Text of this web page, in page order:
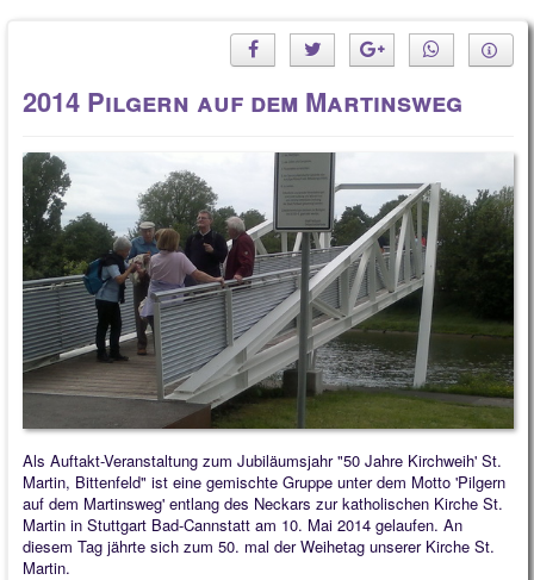
2014 Pilgern auf dem Martinsweg
Als Auftakt-Veranstaltung zum Jubiläumsjahr "50 Jahre Kirchweih' St.
Martin, Bittenfeld" ist eine gemischte Gruppe unter dem Motto 'Pilgern
auf dem Martinsweg' entlang des Neckars zur katholischen Kirche St.
Martin in Stuttgart Bad-Cannstatt am 10. Mai 2014 gelaufen. An
diesem Tag jährte sich zum 50. mal der Weihetag unserer Kirche St.
Martin.